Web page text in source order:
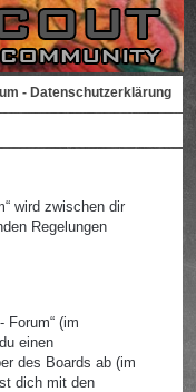
- Datenschutzerklärung
wird zwischen dir
Regelungen
Forum“ (im
einen
des Boards ab (im
dich mit den